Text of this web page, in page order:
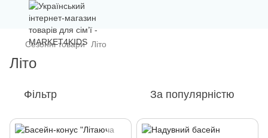
Сезонні товари Літо
Літо
Фільтр За популярністю